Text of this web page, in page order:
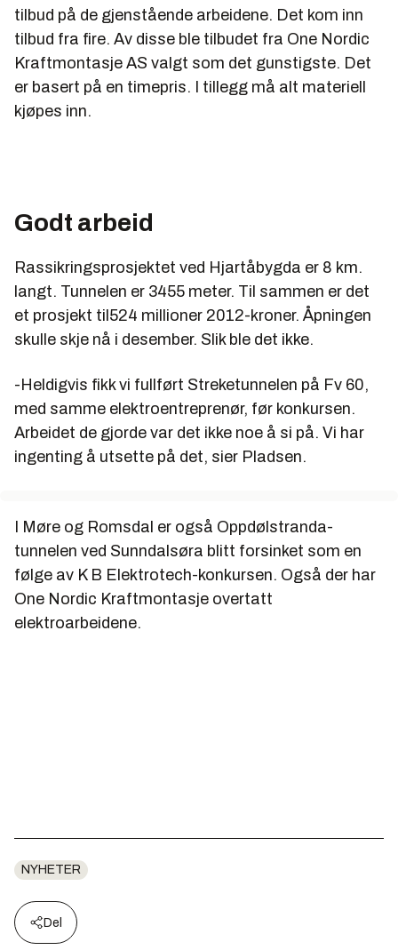
tilbud på de gjenstående arbeidene. Det kom inn
tilbud fra fire. Av disse ble tilbudet fra One Nordic
Kraftmontasje AS valgt som det gunstigste. Det
er basert på en timepris. I tillegg må alt materiell
kjøpes inn.
Godt arbeid
Rassikringsprosjektet ved Hjartåbygda er 8 km.
langt. Tunnelen er 3455 meter. Til sammen er det
et prosjekt til524 millioner 2012-kroner. Åpningen
skulle skje nå i desember. Slik ble det ikke.
-Heldigvis fikk vi fullført Streketunnelen på Fv 60,
med samme elektroentreprenør, før konkursen.
Arbeidet de gjorde var det ikke noe å si på. Vi har
ingenting å utsette på det, sier Pladsen.
I Møre og Romsdal er også Oppdølstranda-
tunnelen ved Sunndalsøra blitt forsinket som en
følge av K B Elektrotech-konkursen. Også der har
One Nordic Kraftmontasje overtatt
elektroarbeidene.
NYHETER
Del